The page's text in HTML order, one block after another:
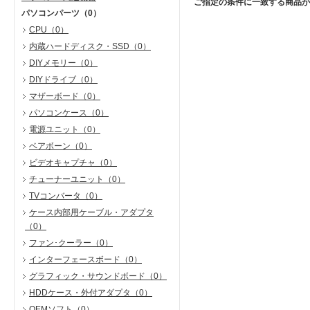
パソコンパーツ （0）
CPU （0）
内蔵ハードディスク・SSD （0）
DIYメモリー （0）
DIYドライブ （0）
マザーボード （0）
パソコンケース （0）
電源ユニット
（0）
ベアボーン （0）
ビデオキャプチャ
（0）
チューナーユニット
（0）
TVコンバータ
（0）
ケース内部用ケーブル・アダプタ
（0）
ファン･クーラー （0）
インターフェースボード （0）
グラフィック・サウンドボード （0）
HDDケース・外付アダプタ
（0）
ご指定の条件に一致する商品